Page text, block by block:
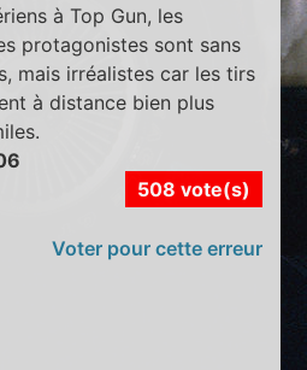
à Top Gun, les
protagonistes sont sans
mais irréalistes car les tirs
à distance bien plus
508 vote(s)
Voter pour cette erreur